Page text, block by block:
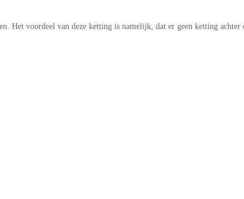
Het voordeel van deze ketting is namelijk, dat er geen ketting achter